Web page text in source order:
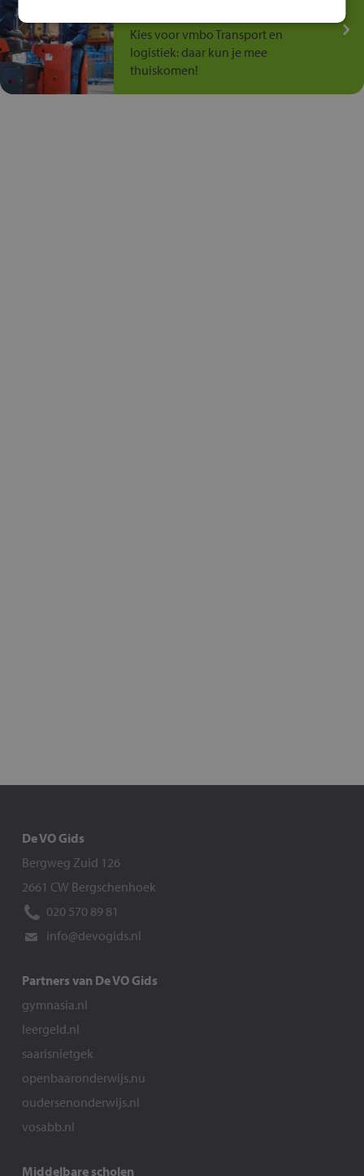
Kies voor vmbo Transport en
logistiek: daar kun je mee
thuiskomen!
De VO Gids
Bergweg Zuid 126
2661 CW Bergschenhoek
020 570 89 81
info@devogids.nl
Partners van De VO Gids
gymnasia.nl
leergeld.nl
saarisnietgek
openbaaronderwijs.nu
oudersenonderwijs.nl
vosabb.nl
Middelbare scholen